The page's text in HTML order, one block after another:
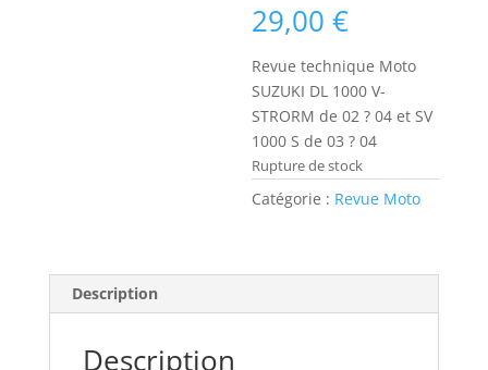
29,00€
Revue technique Moto
SUZUKI DL 1000 V-
STRORM de 02 ? 04 et SV
1000 S de 03 ? 04
Rupture de stock
Catégorie : Revue Moto
Description
Description